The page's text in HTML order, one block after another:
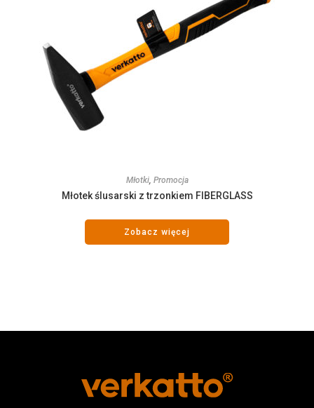
Młotki, Promocja
Młotek ślusarski z trzonkiem FIBERGLASS
Zobacz więcej